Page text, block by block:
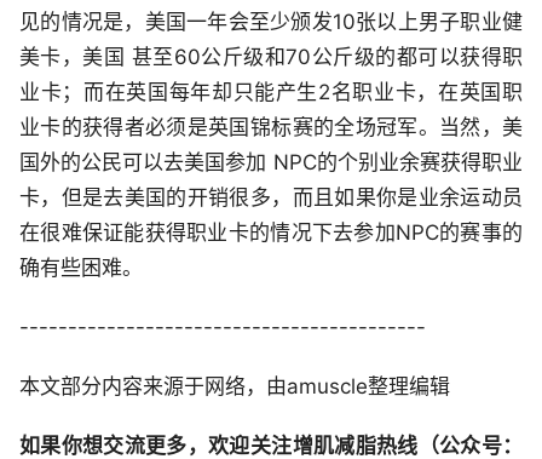
见的情况是，美国一年会至少颁发10张以上男子职业健
美卡，美国 甚至60公斤级和70公斤级的都可以获得职
业卡；而在英国每年却只能产生2名职业卡，在英国职
业卡的获得者必须是英国锦标赛的全场冠军。当然，美
国外的公民可以去美国参加 NPC的个别业余赛获得职业
卡，但是去美国的开销很多，而且如果你是业余运动员
在很难保证能获得职业卡的情况下去参加NPC的赛事的
确有些困难。
------------------------------------------
本文部分内容来源于网络，由amuscle整理编辑
如果你想交流更多，欢迎关注增肌减脂热线（公众号：